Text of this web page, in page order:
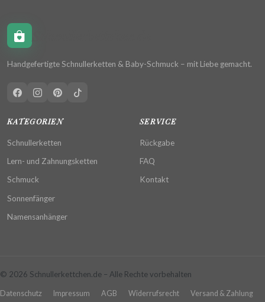
Handgefertigte Schnullerketten & Baby-Schmuck – mit Liebe gemacht.
KATEGORIEN
Schnullerketten
Lern- und Zahnungsketten
Schmuck
Sonnenfänger
Namensanhänger
SERVICE
Rückgabe
FAQ
Kontakt
© 2026 Schnullerkettchen.de – Alle Rechte vorbehalten
Datenschutz Impressum AGB Widerrufsrecht Versand & Zahlung